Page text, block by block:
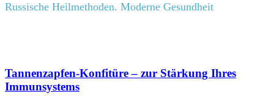
Russische Heilmethoden. Moderne Gesundheit
Tannenzapfen-Konfitüre – zur Stärkung Ihres
Immunsystems